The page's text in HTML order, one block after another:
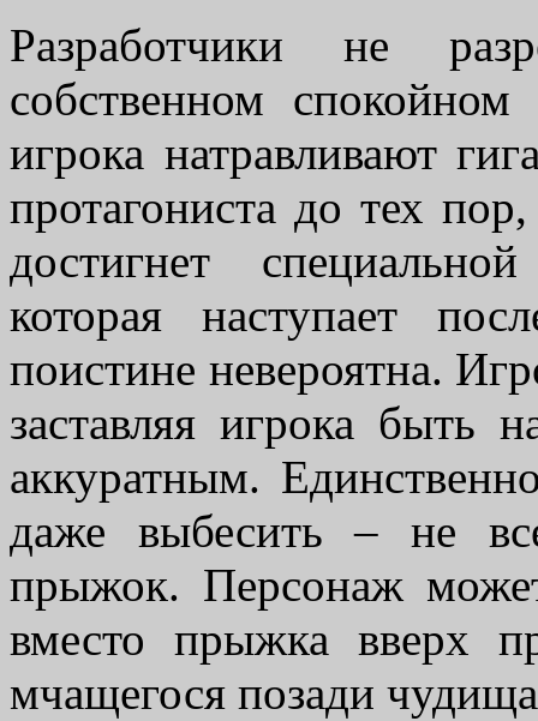
Разработчики не
собственном
игрока натравливают
протагониста до тех
достигнет
которая наступает
поистине невероятна.
заставляя игрока быть
аккуратным.
даже выбесить – не
прыжок. Персонаж
вместо прыжка вверх
мчащегося позади